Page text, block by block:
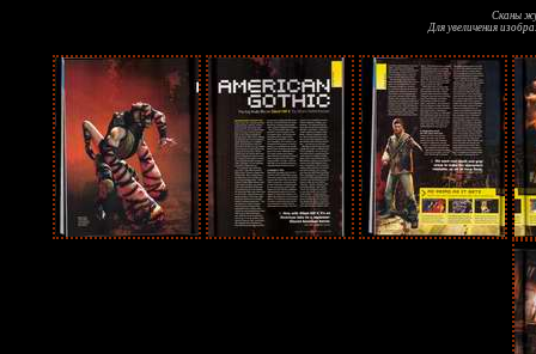
Сканы
Для увеличения